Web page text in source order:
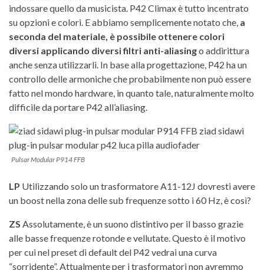
indossare quello da musicista. P42 Climax è tutto incentrato
su opzioni e colori. E abbiamo semplicemente notato che, a
seconda del materiale, è possibile ottenere colori
diversi applicando diversi filtri anti-aliasingo addirittura
anche senza utilizzarli. In base alla progettazione, P42 ha un
controllo delle armoniche che probabilmente non può essere
fatto nel mondo hardware, in quanto tale, naturalmente molto
difficile da portare P42 all’aliasing.
Pulsar Modular P914 FFB
LP Utilizzando solo un trasformatore A11-12J dovresti avere
un boost nella zona delle sub frequenze sotto i 60 Hz, è così?
ZS Assolutamente, è un suono distintivo per il basso grazie
alle basse frequenze rotonde e vellutate. Questo è il motivo
per cui nel preset di default del P42 vedrai una curva
“sorridente”. Attualmente per i trasformatori non avremmo